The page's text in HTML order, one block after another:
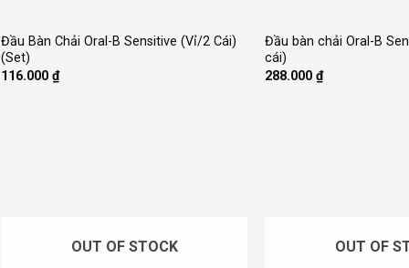
Đầu Bàn Chải Oral-B Sensitive (Vỉ/2 Cái)
(Set)
116.000₫
Đầu bàn chải Oral-B
cái)
288.000₫
OUT OF STOCK OUT OF